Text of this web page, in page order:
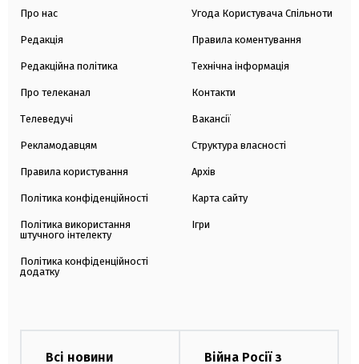
Про нас
Редакція
Редакційна політика
Про телеканал
Телеведучі
Рекламодавцям
Правила користування
Політика конфіденційності
Політика використання
штучного інтелекту
Політика конфіденційності
додатку
Угода Користувача Спільноти
Правила коментування
Технічна інформація
Контакти
Вакансії
Структура власності
Архів
Карта сайту
Ігри
Всі новини
Війна Росії з